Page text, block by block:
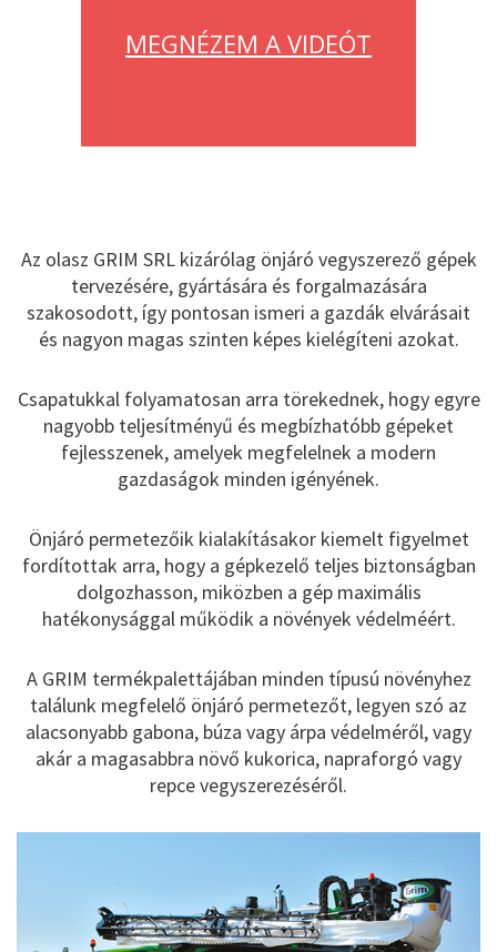
MEGNÉZEM A VIDEÓT
Az olasz GRIM SRL kizárólag önjáró vegyszerező gépek
tervezésére, gyártására és forgalmazására
szakosodott, így pontosan ismeri a gazdák elvárásait
és nagyon magas szinten képes kielégíteni azokat.
Csapatukkal folyamatosan arra törekednek, hogy egyre
nagyobb teljesítményű és megbízhatóbb gépeket
fejlesszenek, amelyek megfelelnek a modern
gazdaságok minden igényének.
Önjáró permetezőik kialakításakor kiemelt figyelmet
fordítottak arra, hogy a gépkezelő teljes biztonságban
dolgozhasson, miközben a gép maximális
hatékonysággal működik a növények védelméért.
A GRIM termékpalettájában minden típusú növényhez
találunk megfelelő önjáró permetezőt, legyen szó az
alacsonyabb gabona, búza vagy árpa védelméről, vagy
akár a magasabbra növő kukorica, napraforgó vagy
repce vegyszerezéséről.